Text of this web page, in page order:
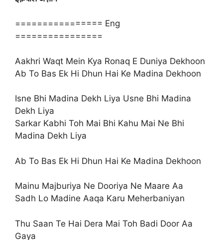
================ Eng
================
Aakhri Waqt Mein Kya Ronaq E Duniya Dekhoon
Ab To Bas Ek Hi Dhun Hai Ke Madina Dekhoon
Isne Bhi Madina Dekh Liya Usne Bhi Madina
Dekh Liya
Sarkar Kabhi Toh Mai Bhi Kahu Mai Ne Bhi
Madina Dekh Liya
Ab To Bas Ek Hi Dhun Hai Ke Madina Dekhoon
Mainu Majburiya Ne Dooriya Ne Maare Aa
Sadh Lo Madine Aaqa Karu Meherbaniyan
Thu Saan Te Hai Dera Mai Toh Badi Door Aa
Gaya